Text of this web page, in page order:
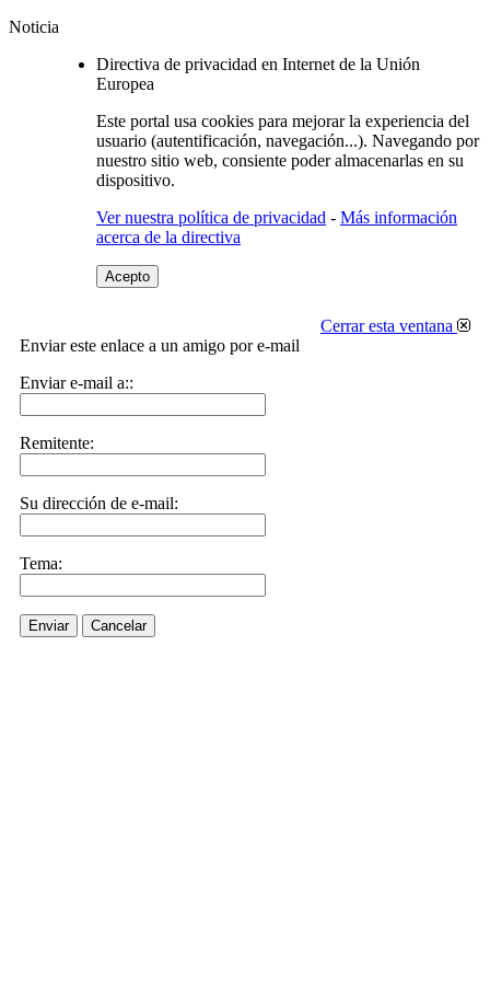
Noticia
Directiva de privacidad en Internet de la Unión
Europea
Este portal usa cookies para mejorar la experiencia del
usuario (autentificación, navegación...). Navegando por
nuestro sitio web, consiente poder almacenarlas en su
dispositivo.
Ver nuestra política de privacidad - Más información
acerca de la directiva
Acepto
Cerrar esta ventana
Enviar este enlace a un amigo por e-mail
Enviar e-mail a::
Remitente:
Su dirección de e-mail:
Tema:
Enviar Cancelar